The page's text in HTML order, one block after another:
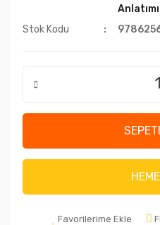
Anlatımı
Stok Kodu
Favorilerime Ekle